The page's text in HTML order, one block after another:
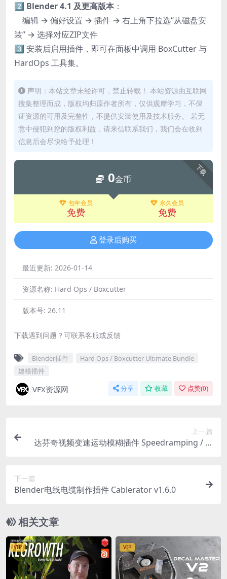
2️⃣ Blender 4.1 及更高版本：
编辑 → 偏好设置 → 插件 → 右上角下拉选“从磁盘安
装” → 选择对应ZIP文件
3️⃣ 安装后启用插件，即可在面板中调用 BoxCutter 与
HardOps 工具集。
声明：本站文章未经许可，禁止转载！ 本站资源由互联网
搜集整理而成，版权均归原作者所有，仅供观摩学习，不保
证资源的可用及完整性，不提供安装使用及技术服务。 若无
意中侵犯到您的版权利益，请来信联系我们，我们会在收到
信息后会尽快给予处理！
下载
0金币
包年会员
免费
永久会员
免费
登录后购买
最近更新: 2026-01-14
资源名称: Hard Ops / Boxcutter
版本号: 26.11
下载遇到问题？可联系客服或反馈
Blender插件
Hard Ops / Boxcutter Ultimate Bundle
建模插件
VFX资源网 分享 收藏 点赞(0)
上一篇
达芬奇视频变速运动模糊插件 Speedramping / M
下一篇
Blender电线电缆制作插件 Cablerator v1.6.0
相关文章
VIP VIP